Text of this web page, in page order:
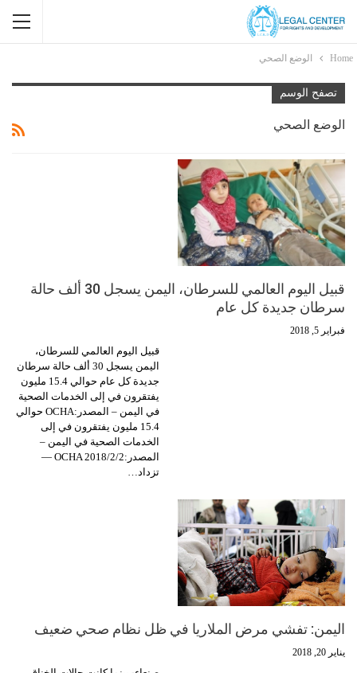
Home الوضع الصحي
تصفح الوسم
الوضع الصحي
قبيل اليوم العالمي للسرطان، اليمن يسجل 30 ألف حالة
سرطان جديدة كل عام
فبراير 5, 2018
قبيل اليوم العالمي للسرطان،
اليمن يسجل 30 ألف حالة سرطان
جديدة كل عام حوالي 15.4 مليون
يفتقرون في إلى الخدمات الصحية
في اليمن – المصدر:OCHA حوالي
15.4 مليون يفتقرون في إلى
الخدمات الصحية في اليمن –
المصدر:OCHA 2018/2/2 —
تزداد…
اليمن: تفشي مرض الملاريا في ظل نظام صحي ضعيف
يناير 20, 2018